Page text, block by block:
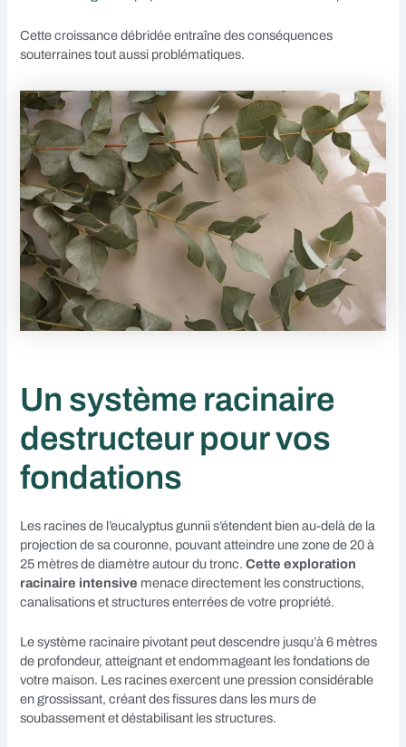
Cette croissance débridée entraîne des conséquences
souterraines tout aussi problématiques.
Un système racinaire
destructeur pour vos
fondations
Les racines de l’eucalyptus gunnii s’étendent bien au-delà de la
projection de sa couronne, pouvant atteindre une zone de 20 à
25 mètres de diamètre autour du tronc.Cette exploration
racinaire intensive menace directement les constructions,
canalisations et structures enterrées de votre propriété.
Le système racinaire pivotant peut descendre jusqu’à 6 mètres
de profondeur, atteignant et endommageant les fondations de
votre maison. Les racines exercent une pression considérable
en grossissant, créant des fissures dans les murs de
soubassement et déstabilisant les structures.